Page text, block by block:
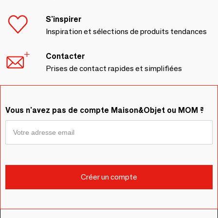
S'inspirer
Inspiration et sélections de produits tendances
Contacter
Prises de contact rapides et simplifiées
Vous n'avez pas de compte Maison&Objet ou MOM ?